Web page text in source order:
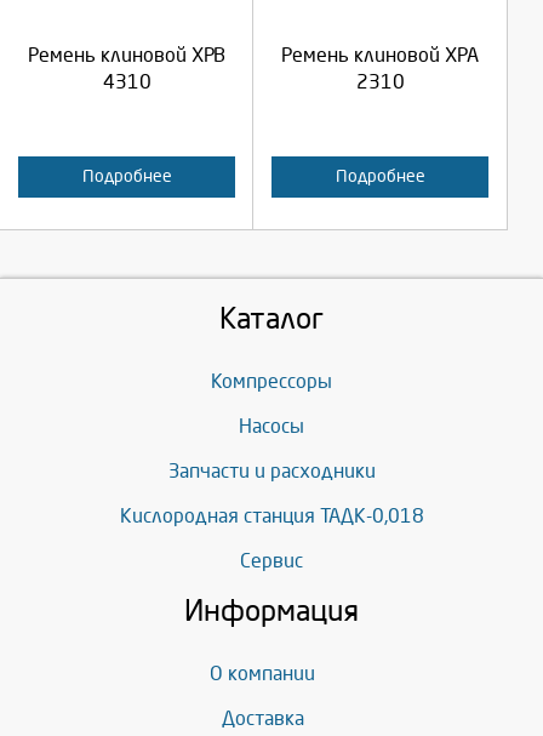
Ремень клиновой XPB
4310
Подробнее
Отмена
Ремень клиновой XPA
2310
Подробнее
Отмена
Каталог
Компрессоры
Насосы
Запчасти и расходники
Кислородная станция ТАДК-0,018
Сервис
Информация
О компании
Доставка